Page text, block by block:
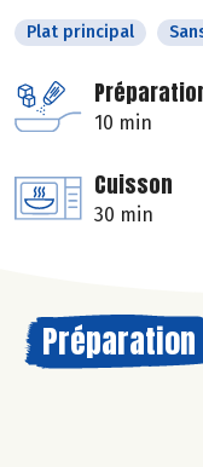
Plat principal
10 min
Cuisson
30 min
Préparation